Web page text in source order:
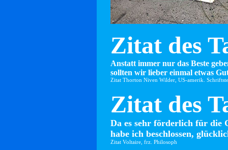
Zitat des
Anstatt immer nur das Beste
sollten wir lieber einmal etwas
Zitat Thorton Niven Wilder, US-amerik.
Zitat des
Da es sehr förderlich für die
habe ich beschlossen,
Zitat Voltaire, frz. Philosoph